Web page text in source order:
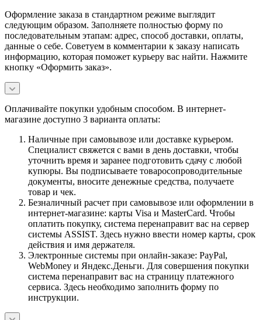
Оформление заказа в стандартном режиме выглядит
следующим образом. Заполняете полностью форму по
последовательным этапам: адрес, способ доставки, оплаты,
данные о себе. Советуем в комментарии к заказу написать
информацию, которая поможет курьеру вас найти. Нажмите
кнопку «Оформить заказ».
Оплачивайте покупки удобным способом. В интернет-
магазине доступно 3 варианта оплаты:
Наличные при самовывозе или доставке курьером.
Специалист свяжется с вами в день доставки, чтобы
уточнить время и заранее подготовить сдачу с любой
купюры. Вы подписываете товаросопроводительные
документы, вносите денежные средства, получаете
товар и чек.
Безналичный расчет при самовывозе или оформлении в
интернет-магазине: карты Visa и MasterCard. Чтобы
оплатить покупку, система перенаправит вас на сервер
системы ASSIST. Здесь нужно ввести номер карты, срок
действия и имя держателя.
Электронные системы при онлайн-заказе: PayPal,
WebMoney и Яндекс.Деньги. Для совершения покупки
система перенаправит вас на страницу платежного
сервиса. Здесь необходимо заполнить форму по
инструкции.